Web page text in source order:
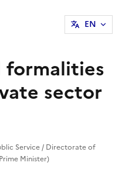
EN
formalities
sector
Service / Directorate of
Minister)